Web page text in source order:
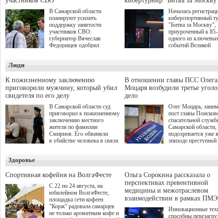
В Самарской области
планируют усилить
поддержку занятости
участников СВО:
губернатор Вячеслав
Федорищев одобрил
Живайкина, направленные
на трудоустройство и более
спокойную адаптацию к
мирной жизни.
Началась
киберспортивный
"Битва за Москву",
приуроченный к
одного из
событий Великой
игре "Мир танков"
выступили
партия "Единая
игровая студия
Люди
К пожизненному заключению
приговорили мужчину, который убил
свидетеля по его делу
В Самарской области суд
приговорил к пожизненному
заключению местного
жителя по фамилии
Смирнов. Его обвиняли
в убийстве человека в связи
В отношении главы ПСС Олега
Моцаря возбудили третье
дело
Олег Моцарь,
пост главы
спасательной
Самарской области,
подозревается уже
эпизоде преступной
а сам он
Здоровье
Спортивная кофейня на ВолгаФесте
С 22 по 24 августа, на
юбилейном ВолгаФесте,
площадка сети кофеен
"Корж" радовала самарцев
не только ароматным кофе и
Ольга Сорокина рассказала о
перспективах превентивной
медицины и межотраслевом
взаимодействии в рамках
Инновационные
способны